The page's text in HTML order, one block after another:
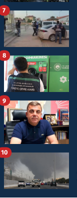
7
8
9
10